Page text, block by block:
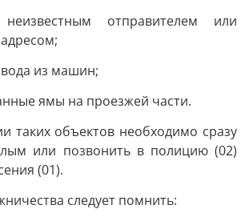
отправителем или
из машин;
ямы на проезжей части.
таких объектов необходимо сразу
или позвонить в полицию (02)
(01).
следует помнить: